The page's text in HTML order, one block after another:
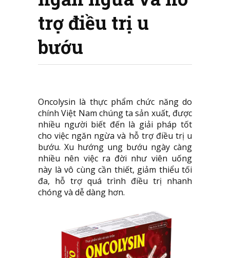
trợ điều trị u
bướu
Oncolysin là thực phẩm chức năng do
chính Việt Nam chúng ta sản xuất, được
nhiều người biết đến là giải pháp tốt
cho việc ngăn ngừa và hỗ trợ điều trị u
bướu. Xu hướng ung bướu ngày càng
nhiều nên việc ra đời như viên uống
này là vô cùng cần thiết, giảm thiểu tối
đa, hỗ trợ quá trình điều trị nhanh
chóng và dễ dàng hơn.